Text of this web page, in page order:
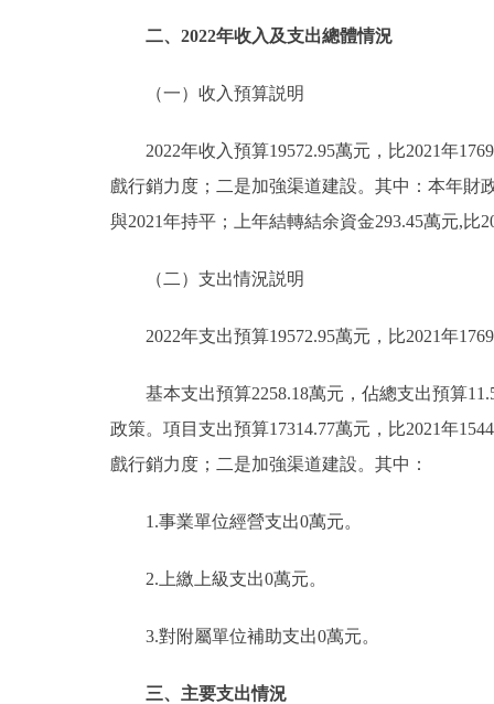
二、2022年收入及支出總體情況
（一）收入預算説明
2022年收入預算19572.95萬元，比2021年
戲行銷力度；二是加強渠道建設。其中：本年財
與2021年持平；上年結轉結余資金293.45萬元,比
（二）支出情況説明
2022年支出預算19572.95萬元，比2021年
基本支出預算2258.18萬元，佔總支出預算
政策。項目支出預算17314.77萬元，比2021年
戲行銷力度；二是加強渠道建設。其中：
1.事業單位經營支出0萬元。
2.上繳上級支出0萬元。
3.對附屬單位補助支出0萬元。
三、主要支出情況